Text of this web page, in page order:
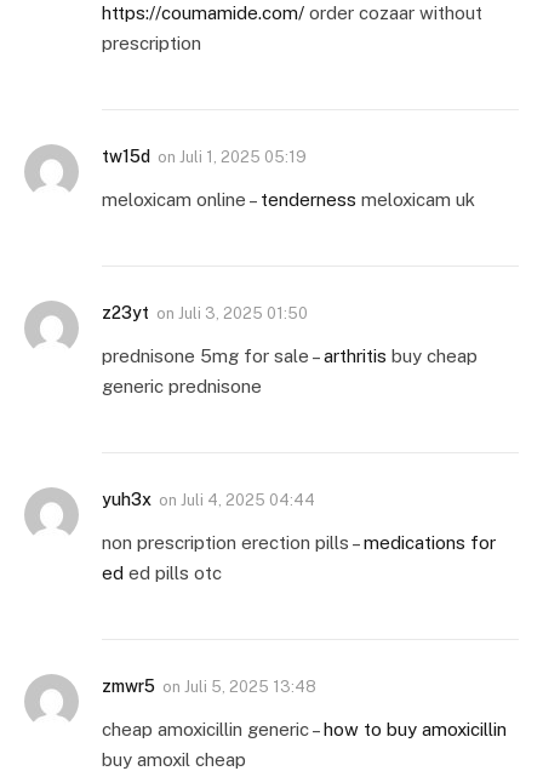
https://coumamide.com/ order cozaar without
prescription
tw15d on Juli 1, 2025 05:19
meloxicam online – tenderness meloxicam uk
z23yt on Juli 3, 2025 01:50
prednisone 5mg for sale –arthritis buy cheap
generic prednisone
yuh3x on Juli 4, 2025 04:44
non prescription erection pills –medications for
ed ed pills otc
zmwr5 on Juli 5, 2025 13:48
cheap amoxicillin generic –how to buy amoxicillin
buy amoxil cheap